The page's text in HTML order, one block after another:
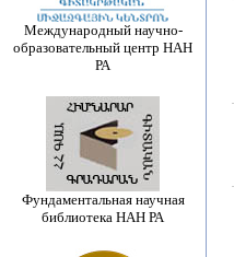
Международный научно-
образовательный центр НАН
РА
Фундаментальная научная
библиотека НАН РА